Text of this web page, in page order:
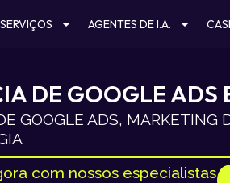
SERVIÇOS AGENTES DE I.A.
DE GOOGLE ADS
GOOGLE ADS, MARKETING
com nossos especialistas